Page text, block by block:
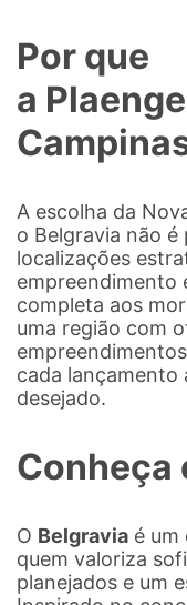
Por que
a
A escolha da
o Belgravia não é
localizações
empreendimento
completa aos
uma região com
cada lançamento
desejado.
Conheça
O Belgravia é um
quem valoriza
planejados e um